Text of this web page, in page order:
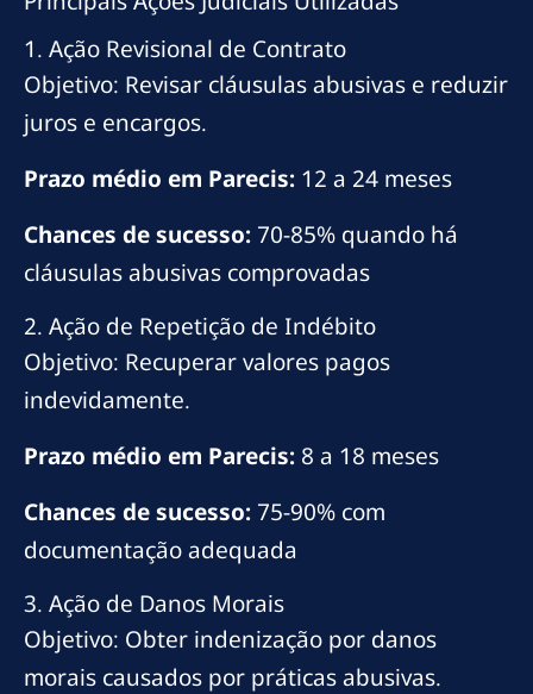
1. Ação Revisional de Contrato
Objetivo: Revisar cláusulas abusivas e reduzir
juros e encargos.
Prazo médio em Parecis: 12 a 24 meses
Chances de sucesso: 70-85% quando há
cláusulas abusivas comprovadas
2. Ação de Repetição de Indébito
Objetivo: Recuperar valores pagos
indevidamente.
Prazo médio em Parecis: 8 a 18 meses
Chances de sucesso: 75-90% com
documentação adequada
3. Ação de Danos Morais
Objetivo: Obter indenização por danos
morais causados por práticas abusivas.